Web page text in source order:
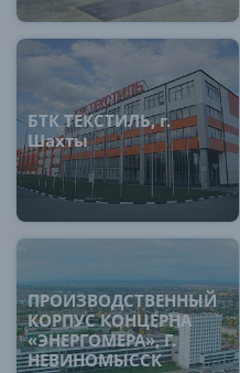
БТК ТЕКСТИЛЬ, г.
Шахты
ПРОИЗВОДСТВЕННЫЙ
КОРПУС КОНЦЕРНА
«ЭНЕРГОМЕРА», Г.
НЕВИНОМЫССК